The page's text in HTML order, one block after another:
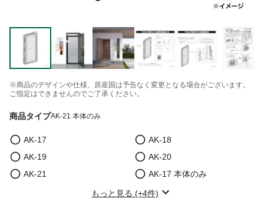
※商品のデザインや仕様、原産国は予告なく変更となる場合がございます。
ご指定はできませんのでご了承ください。
商品タイプAK-21 本体のみ
AK-17
AK-18
AK-19
AK-20
AK-21
AK-17 本体のみ
もっと見る (+4件)